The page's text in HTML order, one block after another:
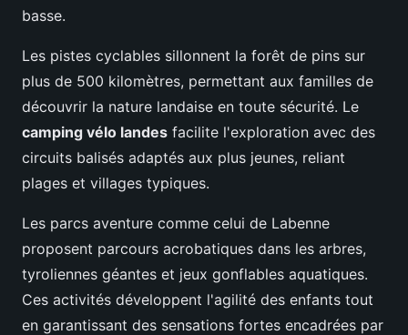
basse.
Les pistes cyclables sillonnent la forêt de pins sur
plus de 500 kilomètres, permettant aux familles de
découvrir la nature landaise en toute sécurité. Le
camping vélo landes facilite l'exploration avec des
circuits balisés adaptés aux plus jeunes, reliant
plages et villages typiques.
Les parcs aventure comme celui de Labenne
proposent parcours acrobatiques dans les arbres,
tyroliennes géantes et jeux gonflables aquatiques.
Ces activités développent l'agilité des enfants tout
en garantissant des sensations fortes encadrées par